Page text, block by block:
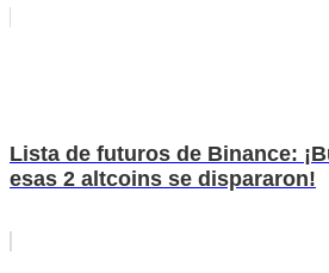
Lista de futuros de Binance:
esas 2 altcoins se dispararon!